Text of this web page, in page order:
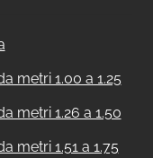
metri 1.00 a 1.25
metri 1.26 a 1.50
metri 1.51 a 1.75